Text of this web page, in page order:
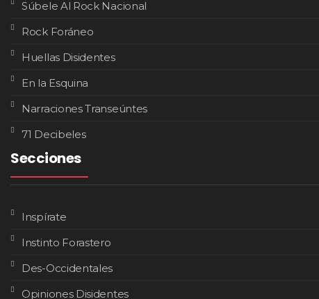
Súbele Al Rock Nacional
Rock Foráneo
Huellas Disidentes
En la Esquina
Narraciones Transeúntes
71 Decibeles
Secciones
Inspírate
Instinto Forastero
Des-Occidentales
Opiniones Disidentes